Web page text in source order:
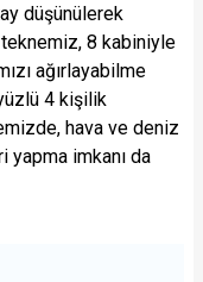
düşünülerek
teknemiz, 8 kabiniyle
ağırlayabilme
4 kişilik
hava ve deniz
yapma imkanı da